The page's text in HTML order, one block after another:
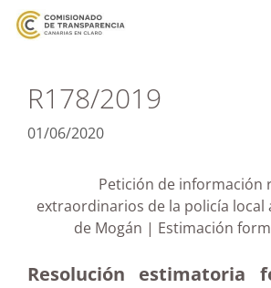
R178/2019
01/06/2020
Petición de información
extraordinarios de la policía local
de Mogán | Estimación
Resolución estimatoria